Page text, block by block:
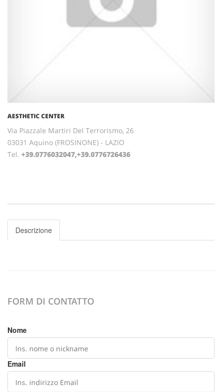
AESTHETIC CENTER
Via Piazzale Martiri Del Terrorismo, 26
03031 Aquino (FROSINONE) - LAZIO
Tel. +39.0776032047,+39.0776726436
Descrizione
FORM DI CONTATTO
Nome
Email